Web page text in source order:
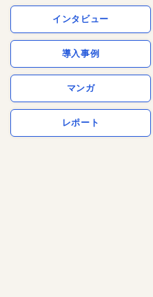
インタビュー
導入事例
マンガ
レポート